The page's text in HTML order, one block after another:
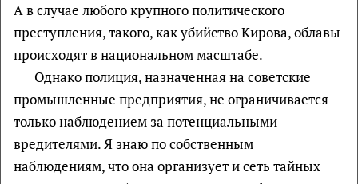
А в случае любого крупного политического
преступления, такого, как убийство Кирова, облавы
происходят в национальном масштабе.
Однако полиция, назначенная на советские
промышленные предприятия, не ограничивается
только наблюдением за потенциальными
вредителями. Я знаю по собственным
наблюдениям, что она организует и сеть тайных